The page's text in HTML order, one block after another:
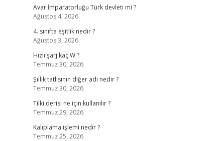
Avar İmparatorluğu Türk devleti mi ?
Ağustos 4, 2026
4. sınıfta eşitlik nedir ?
Ağustos 3, 2026
Hızlı şarj kaç W ?
Temmuz 30, 2026
Şıllık tatlısının diğer adı nedir ?
Temmuz 30, 2026
Tilki derisi ne için kullanılır ?
Temmuz 29, 2026
Kalıplama işlemi nedir ?
Temmuz 25, 2026